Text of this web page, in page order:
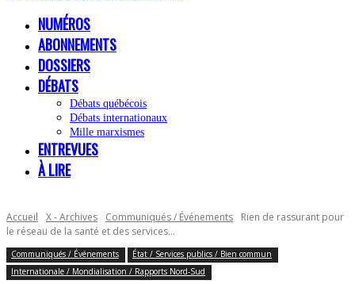
NUMÉROS
ABONNEMENTS
DOSSIERS
DÉBATS
Débats québécois
Débats internationaux
Mille marxismes
ENTREVUES
À LIRE
Accueil X - Archives Communiqués / Événements
Rien de rassurant pour
le réseau de la santé et des services...
Communiqués / Événements
État / Services publics / Bien commun
Internationale / Mondialisation / Rapports Nord-Sud